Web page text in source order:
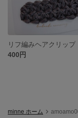
リフ編みヘアクリップ
400円
minne ホーム